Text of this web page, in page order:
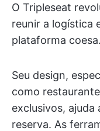
O Tripleseat
reunir a logística
plataforma coesa.
Seu design,
como
exclusivos,
reserva. As